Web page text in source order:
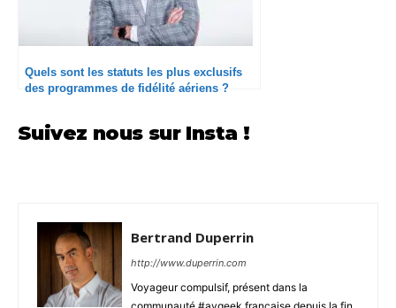
Quels sont les statuts les plus exclusifs
des programmes de fidélité aériens ?
Suivez nous sur Insta !
Bertrand Duperrin
http://www.duperrin.com
Voyageur compulsif, présent dans la